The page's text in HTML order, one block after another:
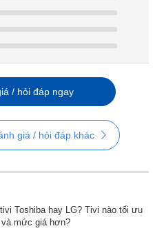
/ hỏi đáp ngay
giá / hỏi đáp khác
Toshiba hay LG? Tivi nào tối ưu
mức giá hơn?